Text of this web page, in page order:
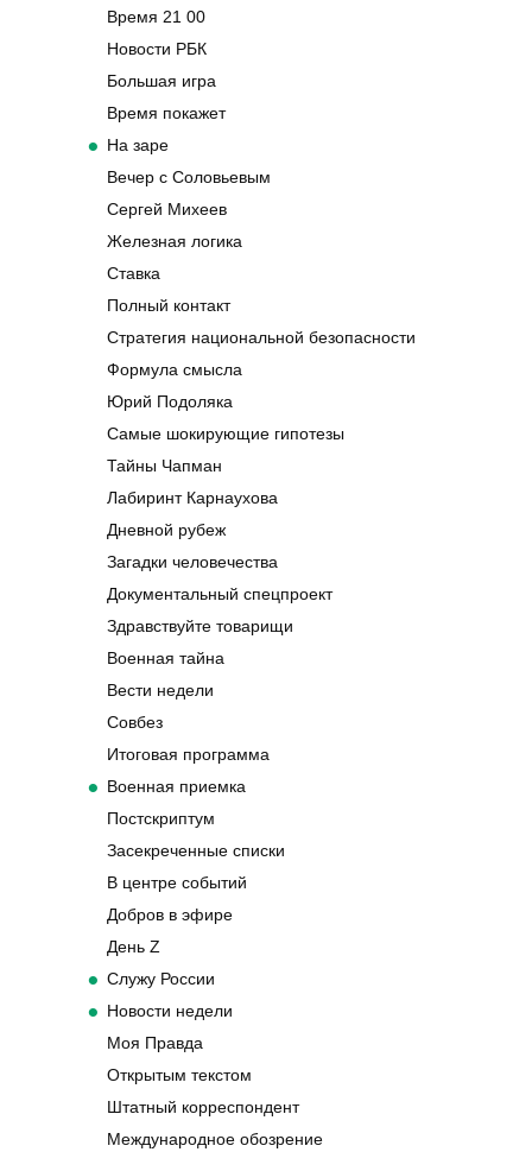
Время 21 00
Новости РБК
Большая игра
Время покажет
На заре
Вечер с Соловьевым
Сергей Михеев
Железная логика
Ставка
Полный контакт
Стратегия национальной безопасности
Формула смысла
Юрий Подоляка
Самые шокирующие гипотезы
Тайны Чапман
Лабиринт Карнаухова
Дневной рубеж
Загадки человечества
Документальный спецпроект
Здравствуйте товарищи
Военная тайна
Вести недели
Совбез
Итоговая программа
Военная приемка
Постскриптум
Засекреченные списки
В центре событий
Добров в эфире
День Z
Служу России
Новости недели
Моя Правда
Открытым текстом
Штатный корреспондент
Международное обозрение